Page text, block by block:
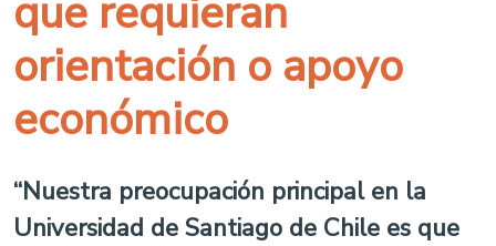
que requieran
orientación o apoyo
económico
“Nuestra preocupación principal en la
Universidad de Santiago de Chile es que